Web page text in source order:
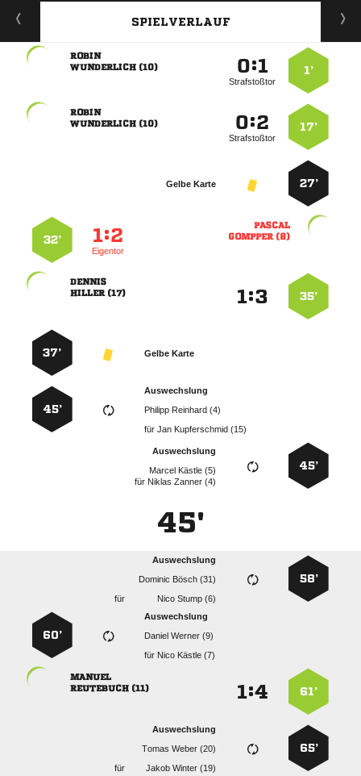
SPIELVERLAUF
1’
:
Strafstoßtor

 
17’
:
Strafstoßtor

 
27’
Gelbe Karte

 
:
Eigentor
32’
35’
:

 
Gelbe Karte
37’
Auswechslung
  
für  
45’
45’
Auswechslung
  
für   
45'
58’
Auswechslung
  
für
  
Auswechslung
  
für   
60’
61’
:

 
65’
Auswechslung
  
für
  